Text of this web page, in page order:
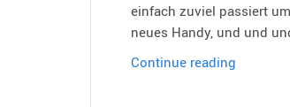
einfach zuviel passiert
neues Handy, und und
Continue reading